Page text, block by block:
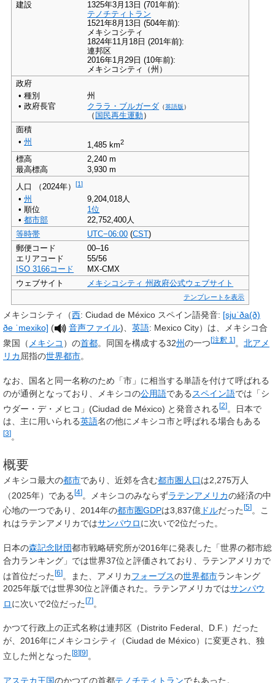
建設
1325年3月13日 (701年前):
テノチティトラン
1521年8月13日 (504年前):
メキシコシティ
1824年11月18日 (201年前):
連邦区
2016年1月29日 (10年前):
メキシコシティ（州）
政府
• 種別
州
• 政府長官 クララ・ブルガーダ （英語版）
（ 国民再生運動）
面積
• 州 1,485 km2
標高 2,240 m
最高標高
3,930 m
人口 （2024年）[1]
• 州
9,204,018人
• 順位
1位
• 都市部
22,752,400人
等時帯
UTC−06:00 (CST )
郵便コード
00–16
エリアコード
55/56
ISO 3166コード
MX-CMX
ウェブサイト
メキシコシティ 州政府公式ウェブサイト
テンプレートを表示
メキシコシティ （西: Ciudad de México スペイン語発音: [sjuˈða(ð)
ðe ˈmexiko] ( 音声ファイル)、 英語: Mexico City）は、メキシコ合
衆国（ メキシコ ）の首都。同国を構成する32州の一つ[注釈 1 ] 。 北アメ
リカ 屈指の世界都市。
なお、国名と同一名称のため「市」に相当する単語を付けて呼ばれる
のが通例となっており、メキシコの公用語である スペイン語では「シ
ウダー・デ・メヒコ」(Ciudad de México) と発音される[2]。日本で
は、主に用いられる英語名の他にメキシコ市と呼ばれる場合もある
[3] 。
概要
メキシコ最大の都市であり、近郊を含む都市圏人口は2,275万人
（2025年）である[4]。メキシコのみならずラテンアメリカの経済の中
心地の一つであり、2014年の都市圏GDPは3,837億 ドルだった [5] 。こ
れはラテンアメリカではサンパウロに次いで2位だった。
日本の森記念財団都市戦略研究所が2016年に発表した「世界の都市総
合力ランキング」では世界37位と評価されており、ラテンアメリカで
は首位だった[6] 。また、アメリカフォーブスの世界都市ランキング
2025年版では世界30位と評価された。ラテンアメリカではサンパウ
ロに次いで2位だった [7] 。
かつて行政上の正式名称は連邦区 （Distrito Federal、D.F.）だった
が、2016年にメキシコシティ（Ciudad de México）に変更され、独
立した州となった [8][9] 。
アステカ王国のかつての首都テノチティトランでもあった。